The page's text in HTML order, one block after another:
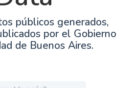
públicos generados,
por el Gobierno
de Buenos Aires.